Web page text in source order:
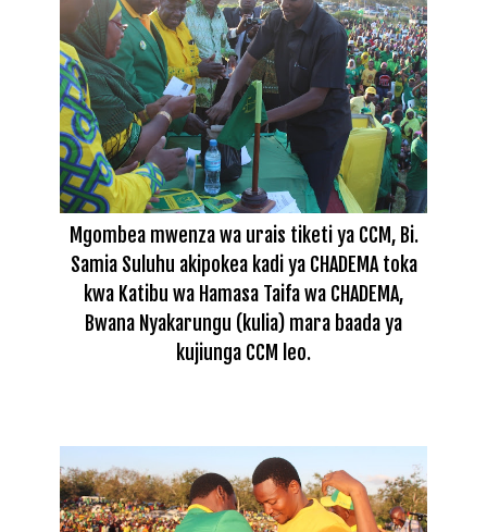
Mgombea mwenza wa urais tiketi ya CCM, Bi.
Samia Suluhu akipokea kadi ya CHADEMA toka
kwa Katibu wa Hamasa Taifa wa CHADEMA,
Bwana Nyakarungu (kulia) mara baada ya
kujiunga CCM leo.